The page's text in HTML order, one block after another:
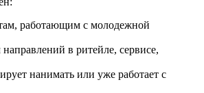
работающим с молодежной
в ритейле, сервисе,
нанимать или уже работает с